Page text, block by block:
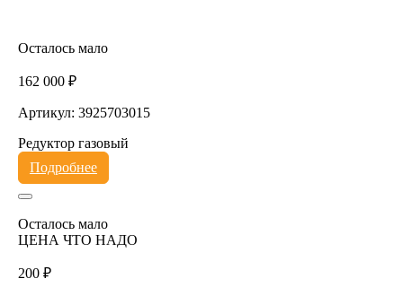
Осталось мало
162 000 ₽
Артикул: 3925703015
Редуктор газовый
Подробнее
Осталось мало
ЦЕНА ЧТО НАДО
200 ₽